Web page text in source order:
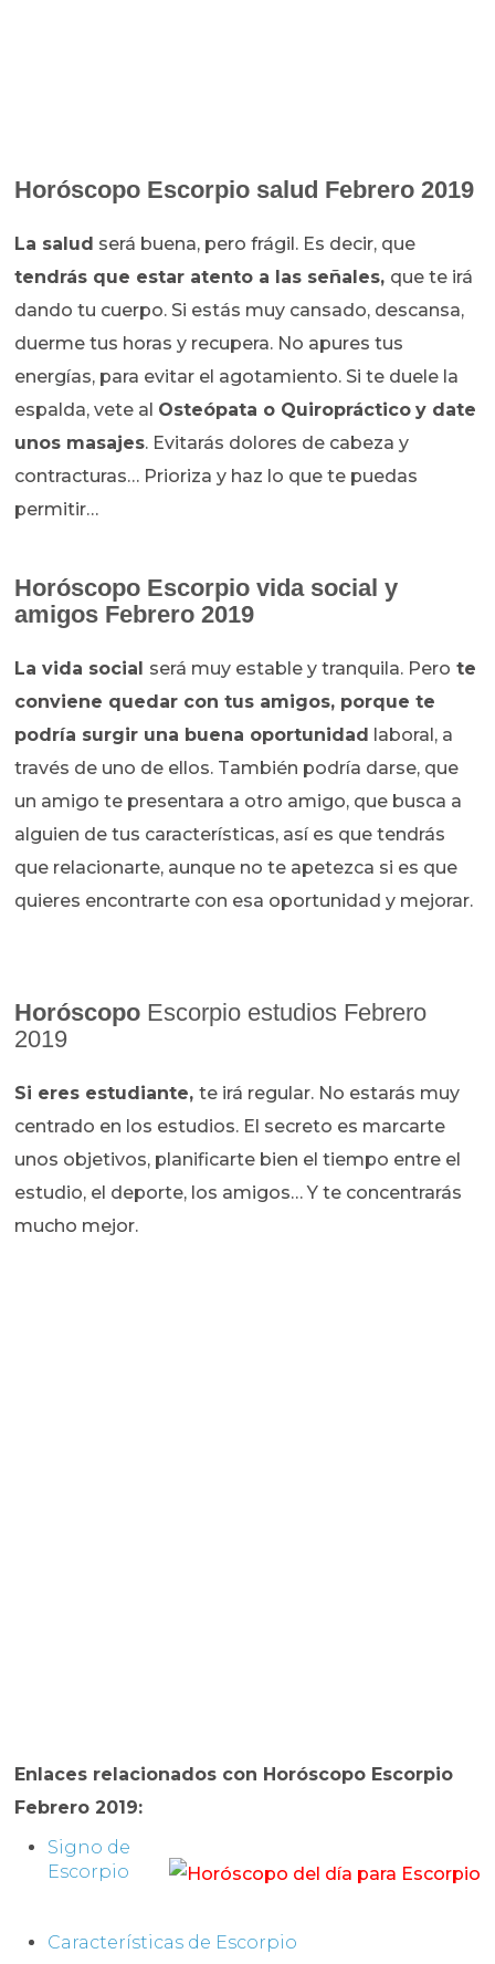
Horóscopo Escorpio salud Febrero 2019
La salud será buena, pero frágil. Es decir, que
tendrás que estar atento a las señales, que te irá
dando tu cuerpo. Si estás muy cansado, descansa,
duerme tus horas y recupera. No apures tus
energías, para evitar el agotamiento. Si te duele la
espalda, vete al Osteópata o Quiropráctico y date
unos masajes. Evitarás dolores de cabeza y
contracturas… Prioriza y haz lo que te puedas
permitir…
Horóscopo Escorpio vida social y
amigos Febrero 2019
La vida social será muy estable y tranquila. Pero te
conviene quedar con tus amigos, porque te
podría surgir una buena oportunidad laboral, a
través de uno de ellos. También podría darse, que
un amigo te presentara a otro amigo, que busca a
alguien de tus características, así es que tendrás
que relacionarte, aunque no te apetezca si es que
quieres encontrarte con esa oportunidad y mejorar.
Horóscopo Escorpio estudios Febrero
2019
Si eres estudiante,te irá regular. No estarás muy
centrado en los estudios. El secreto es marcarte
unos objetivos, planificarte bien el tiempo entre el
estudio, el deporte, los amigos… Y te concentrarás
mucho mejor.
Enlaces relacionados con Horóscopo Escorpio
Febrero 2019:
Signo de
Escorpio
Características de Escorpio